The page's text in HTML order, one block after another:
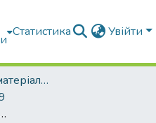
Статистика Увійти
Конференції та матеріали конференцій
- чого очікувати?